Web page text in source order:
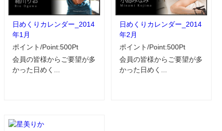
日めくりカレンダー_2014
年1月
ポイント/Point:500Pt
会員の皆様からご要望が多
かった日めく...
日めくりカレンダー_2014
年2月
ポイント/Point:500Pt
会員の皆様からご要望が多
かった日めく...